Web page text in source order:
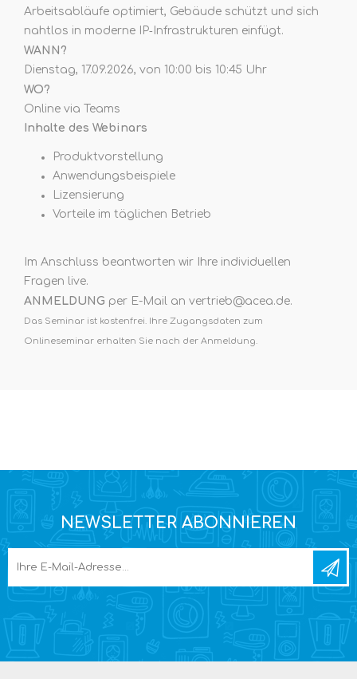
Arbeitsabläufe optimiert, Gebäude schützt und sich
nahtlos in moderne IP‑Infrastrukturen einfügt.
WANN?
Dienstag, 17.09.2026, von 10:00 bis 10:45 Uhr
WO?
Online via Teams
Inhalte des Webinars
Produktvorstellung
Anwendungsbeispiele
Lizensierung
Vorteile im täglichen Betrieb
Im Anschluss beantworten wir Ihre individuellen
Fragen live.
ANMELDUNG per E-Mail an vertrieb@acea.de.
Das Seminar ist kostenfrei. Ihre Zugangsdaten zum
Onlineseminar erhalten Sie nach der Anmeldung.
NEWSLETTER ABONNIEREN